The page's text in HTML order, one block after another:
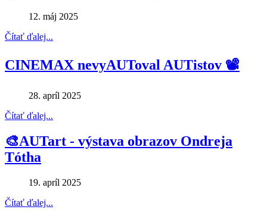
12. máj 2025
Čítať ďalej...
CINEMAX nevyAUToval AUTistov 📽
28. apríl 2025
Čítať ďalej...
🎨AUTart - výstava obrazov Ondreja
Tótha
19. apríl 2025
Čítať ďalej...